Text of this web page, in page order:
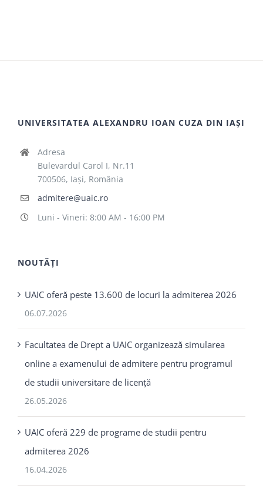
UNIVERSITATEA ALEXANDRU IOAN CUZA DIN IAȘI
Adresa
Bulevardul Carol I, Nr.11
700506, Iaşi, România
admitere@uaic.ro
Luni - Vineri: 8:00 AM - 16:00 PM
NOUTĂȚI
UAIC oferă peste 13.600 de locuri la admiterea 2026
06.07.2026
Facultatea de Drept a UAIC organizează simularea
online a examenului de admitere pentru programul
de studii universitare de licență
26.05.2026
UAIC oferă 229 de programe de studii pentru
admiterea 2026
16.04.2026